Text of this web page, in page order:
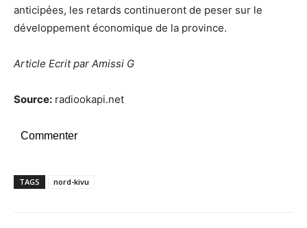
anticipées, les retards continueront de peser sur le
développement économique de la province.
Article Ecrit par Amissi G
Source: radiookapi.net
Commenter
TAGS nord-kivu